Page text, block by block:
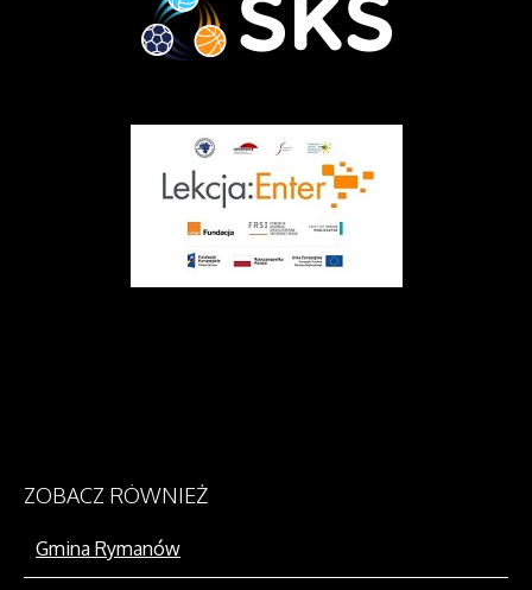
ZOBACZ RÓWNIEŻ
Gmina Rymanów